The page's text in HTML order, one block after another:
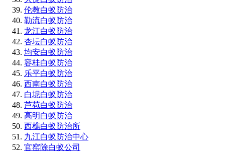
伦教白蚁防治
勒流白蚁防治
龙江白蚁防治
杏坛白蚁防治
均安白蚁防治
容桂白蚁防治
乐平白蚁防治
西南白蚁防治
白坭白蚁防治
芦苞白蚁防治
高明白蚁防治
西樵白蚁防治所
九江白蚁防治中心
官窑除白蚁公司